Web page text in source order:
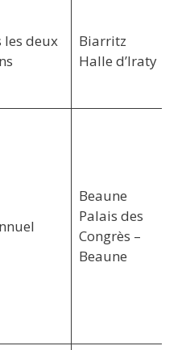
les deux
Biarritz
Halle d’Iraty
Beaune
Palais des
Congrès –
Beaune